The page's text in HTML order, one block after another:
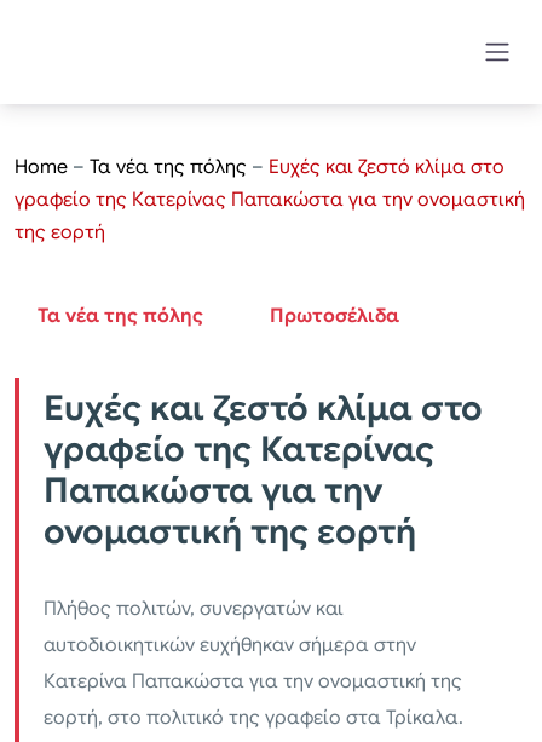
Home – Τα νέα της πόλης – Ευχές και ζεστό κλίμα στο
γραφείο της Κατερίνας Παπακώστα για την ονομαστική
της εορτή
Τα νέα της πόλης Πρωτοσέλιδα
Ευχές και ζεστό κλίμα στο
γραφείο της Κατερίνας
Παπακώστα για την
ονομαστική της εορτή
Πλήθος πολιτών, συνεργατών και
αυτοδιοικητικών ευχήθηκαν σήμερα στην
Κατερίνα Παπακώστα για την ονομαστική της
εορτή, στο πολιτικό της γραφείο στα Τρίκαλα.